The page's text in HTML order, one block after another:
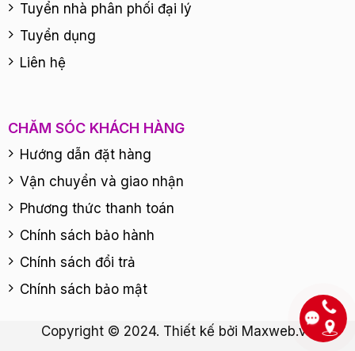
Tuyển nhà phân phối đại lý
Tuyển dụng
Liên hệ
CHĂM SÓC KHÁCH HÀNG
Hướng dẫn đặt hàng
Vận chuyển và giao nhận
Phương thức thanh toán
Chính sách bảo hành
Chính sách đổi trả
Chính sách bảo mật
Copyright © 2024. Thiết kế bởi Maxweb.vn